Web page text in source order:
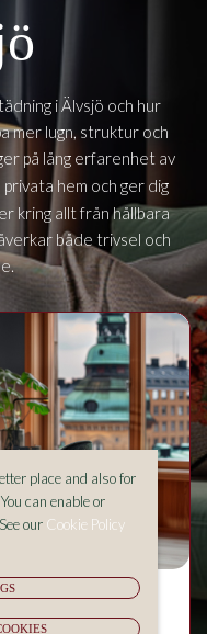
i Älvsjö och hur
mer lugn, struktur och
på lång erfarenhet av
privata hem och ger dig
kring allt från hållbara
både trivsel och
BÖR DU
place and also for
can enable or
our Cookie Policy